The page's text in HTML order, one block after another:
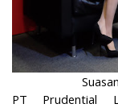
PT Prudential